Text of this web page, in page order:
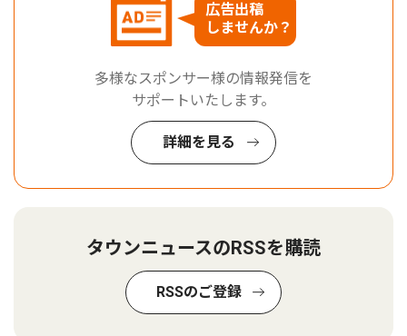
広告出稿
しませんか？
多様なスポンサー様の情報発信を
サポートいたします。
詳細を見る
タウンニュースのRSSを購読
RSSのご登録